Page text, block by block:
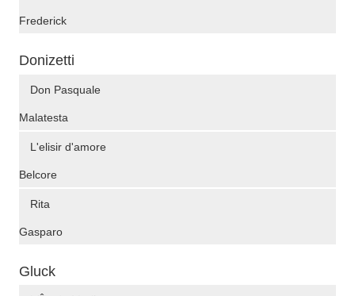
Frederick
Donizetti
Don Pasquale
Malatesta
L'elisir d'amore
Belcore
Rita
Gasparo
Gluck